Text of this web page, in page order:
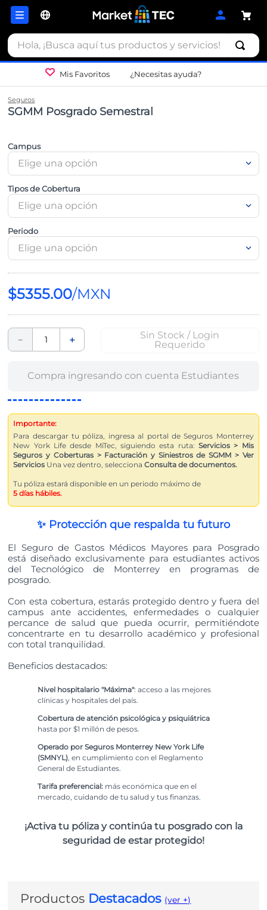
Hola, ¡Busca aquí tus productos y servicios!
Mis Favoritos ¿Necesitas ayuda?
Seguros
SGMM Posgrado Semestral
Campus
Elige una opción
Tipos de Cobertura
Elige una opción
Periodo
Elige una opción
$5355.00
＋
－
Sin Stock / Login
Requerido
Compra ingresando con cuenta Estudiantes
Importante:
Para descargar tu póliza, ingresa al portal de Seguros Monterrey
New York Life desde MiTec, siguiendo esta ruta: Servicios > Mis
Seguros y Coberturas > Facturación y Siniestros de SGMM > Ver
Servicios Una vez dentro, seleccionaConsulta de documentos.
Tu póliza estará disponible en un periodo máximo de
5 días hábiles.
✨ Protección que respalda tu futuro
El Seguro de Gastos Médicos Mayores para Posgrado
está diseñado exclusivamente para estudiantes activos
del Tecnológico de Monterrey en programas de
posgrado.
Con esta cobertura, estarás protegido dentro y fuera del
campus ante accidentes, enfermedades o cualquier
percance de salud que pueda ocurrir, permitiéndote
concentrarte en tu desarrollo académico y profesional
con total tranquilidad.
Beneficios destacados:
Nivel hospitalario "Máxima": acceso a las mejores
clínicas y hospitales del país.
Cobertura de atención psicológica y psiquiátrica
hasta por $1 millón de pesos.
Operado por Seguros Monterrey New York Life
(SMNYL), en cumplimiento con el Reglamento
General de Estudiantes.
Tarifa preferencial:más económica que en el
mercado, cuidando de tu salud y tus finanzas.
¡Activa tu póliza y continúa tu posgrado con la
seguridad de estar protegido!
Productos Destacados (ver +)